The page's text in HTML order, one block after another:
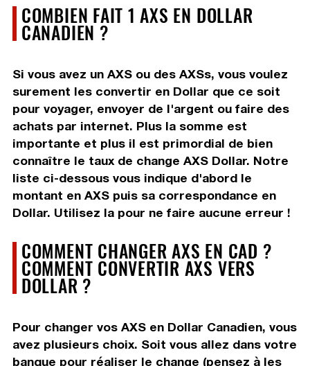
COMBIEN FAIT 1 AXS EN DOLLAR
CANADIEN ?
Si vous avez un AXS ou des AXSs, vous voulez
surement les convertir en Dollar que ce soit
pour voyager, envoyer de l'argent ou faire des
achats par internet. Plus la somme est
importante et plus il est primordial de bien
connaître le taux de change AXS Dollar. Notre
liste ci-dessous vous indique d'abord le
montant en AXS puis sa correspondance en
Dollar. Utilisez la pour ne faire aucune erreur !
COMMENT CHANGER AXS EN CAD ?
COMMENT CONVERTIR AXS VERS
DOLLAR ?
Pour changer vos AXS en Dollar Canadien, vous
avez plusieurs choix. Soit vous allez dans votre
banque pour réaliser le change (pensez à les